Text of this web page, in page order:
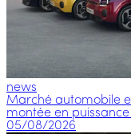
news
Marché automobile
montée en
05/08/2026